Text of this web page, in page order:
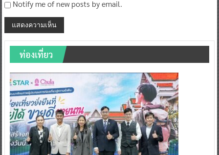
Notify me of new posts by email.
ท่องเที่ยว